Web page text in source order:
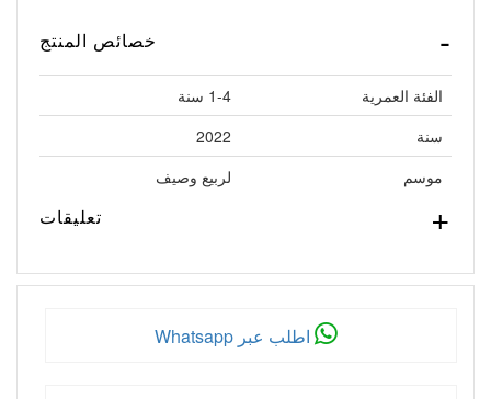
خصائص المنتج
الفئة العمرية
1-4 سنة
سنة
2022
موسم
لربيع وصيف
تعليقات
اطلب عبر Whatsapp